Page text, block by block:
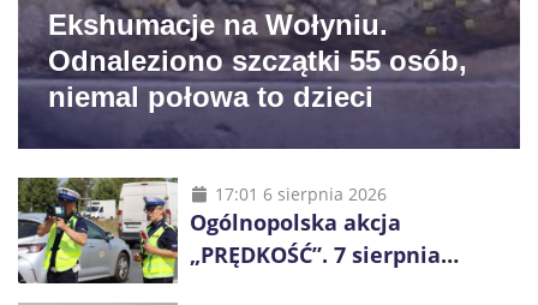
Ekshumacje na Wołyniu.
Odnaleziono szczątki 55 osób,
niemal połowa to dzieci
17:01 6 sierpnia 2026
Ogólnopolska akcja
„PRĘDKOŚĆ”. 7 sierpnia